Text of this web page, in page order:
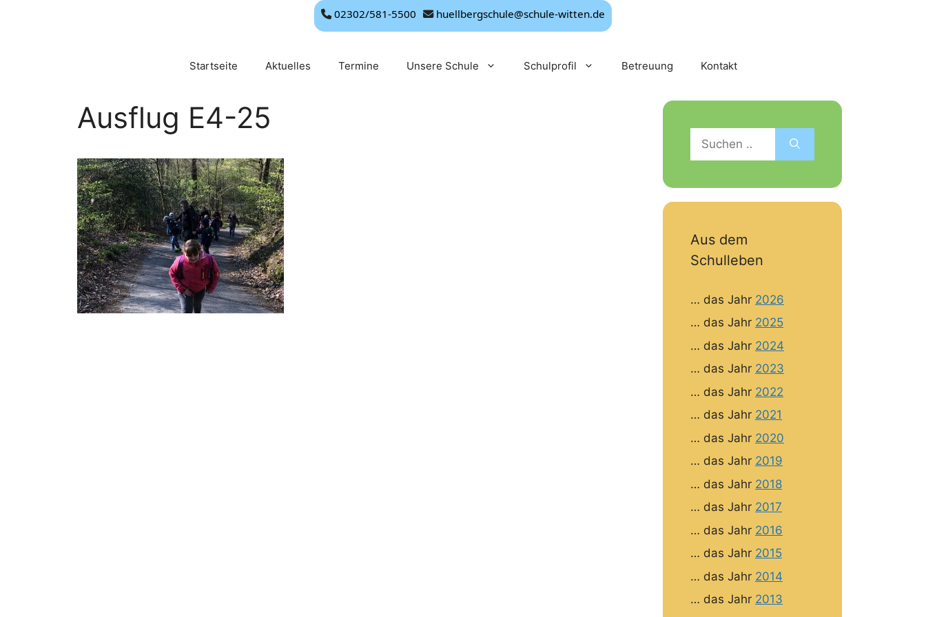
02302/581-5500 huellbergschule@schule-witten.de
Startseite Aktuelles Termine Unsere Schule Schulprofil Betreuung Kontakt
Ausflug E4-25
nach:
Aus dem
Schulleben
… das Jahr 2026
… das Jahr 2025
… das Jahr 2024
… das Jahr 2023
… das Jahr 2022
… das Jahr 2021
… das Jahr 2020
… das Jahr 2019
… das Jahr 2018
… das Jahr 2017
… das Jahr 2016
… das Jahr 2015
… das Jahr 2014
… das Jahr 2013